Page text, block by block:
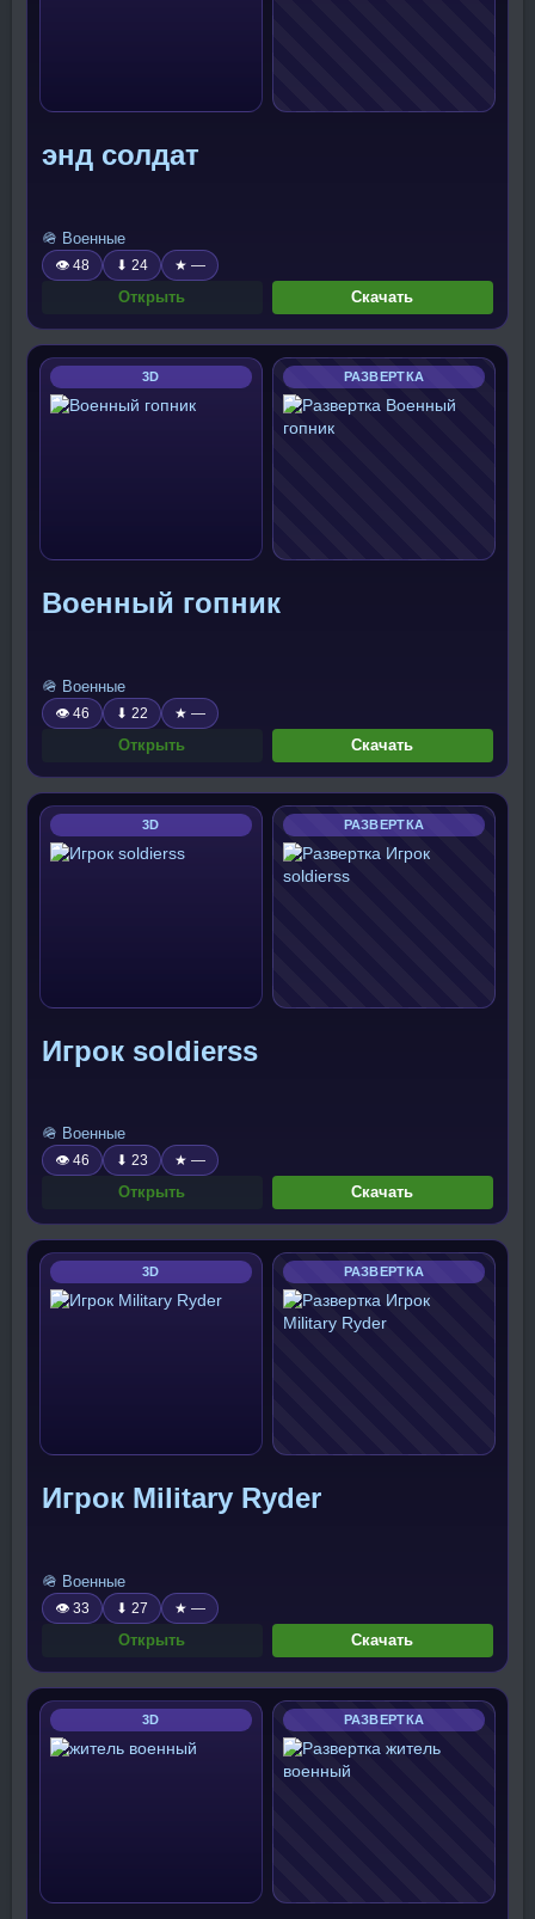
энд солдат
🪖 Военные
👁 48 ⬇ 24 ★ —
Открыть Скачать
3D РАЗВЕРТКА
Военный гопник
🪖 Военные
👁 46 ⬇ 22 ★ —
Открыть Скачать
3D РАЗВЕРТКА
Игрок soldierss
🪖 Военные
👁 46 ⬇ 23 ★ —
Открыть Скачать
3D РАЗВЕРТКА
Игрок Military Ryder
🪖 Военные
👁 33 ⬇ 27 ★ —
Открыть Скачать
3D РАЗВЕРТКА